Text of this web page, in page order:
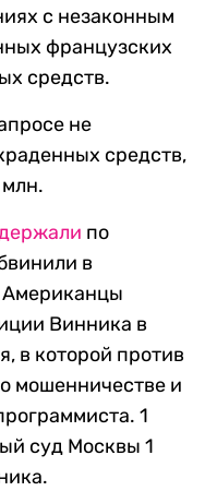
с незаконным
французских
средств.
не
средств,
по
в
Винника в
в которой против
мошенничестве и
1
суд Москвы 1